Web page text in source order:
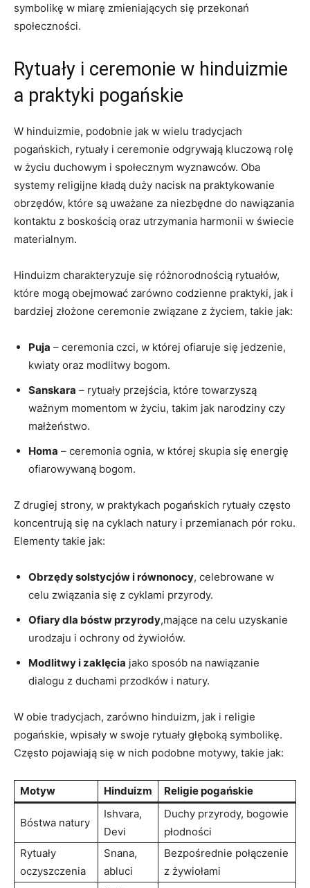
symbolikę w miarę zmieniających się przekonań
społeczności.
Rytuały i ceremonie w hinduizmie
a praktyki pogańskie
W hinduizmie, podobnie jak w wielu tradycjach
pogańskich, rytuały i ceremonie odgrywają kluczową rolę
w życiu duchowym i społecznym wyznawców. Oba
systemy religijne kładą duży nacisk na praktykowanie
obrzędów, które są uważane za niezbędne do nawiązania
kontaktu z boskością oraz utrzymania harmonii w świecie
materialnym.
Hinduizm charakteryzuje się różnorodnością rytuałów,
które mogą obejmować zarówno codzienne praktyki, jak i
bardziej złożone ceremonie związane z życiem, takie jak:
Puja – ceremonia czci, w której ofiaruje się jedzenie,
kwiaty oraz modlitwy bogom.
Sanskara – rytuały przejścia, które towarzyszą
ważnym momentom w życiu, takim jak narodziny czy
małżeństwo.
Homa – ceremonia ognia, w której skupia się energię
ofiarowywaną bogom.
Z drugiej strony, w praktykach pogańskich rytuały często
koncentrują się na cyklach natury i przemianach pór roku.
Elementy takie jak:
Obrzędy solstycjów i równonocy, celebrowane w
celu związania się z cyklami przyrody.
Ofiary dla bóstw przyrody,mające na celu uzyskanie
urodzaju i ochrony od żywiołów.
Modlitwy i zaklęcia jako sposób na nawiązanie
dialogu z duchami przodków i natury.
W obie tradycjach, zarówno hinduizm, jak i religie
pogańskie, wpisały w swoje rytuały głęboką symbolikę.
Często pojawiają się w nich podobne motywy, takie jak:
Motyw Hinduizm Religie pogańskie
Bóstwa natury
Ishvara,
Devi
Duchy przyrody, bogowie
płodności
Rytuały
oczyszczenia
Snana,
abluci
Bezpośrednie połączenie
z żywiołami